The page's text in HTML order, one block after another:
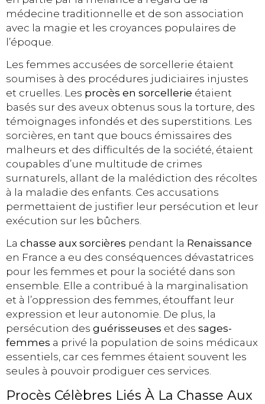
médecine traditionnelle et de son association
avec la magie et les croyances populaires de
l’époque.
Les femmes accusées de sorcellerie étaient
soumises à des procédures judiciaires injustes
et cruelles. Les procès en sorcellerie étaient
basés sur des aveux obtenus sous la torture, des
témoignages infondés et des superstitions. Les
sorcières, en tant que boucs émissaires des
malheurs et des difficultés de la société, étaient
coupables d’une multitude de crimes
surnaturels, allant de la malédiction des récoltes
à la maladie des enfants. Ces accusations
permettaient de justifier leur persécution et leur
exécution sur les bûchers.
La chasse aux sorcières pendant la Renaissance
en France a eu des conséquences dévastatrices
pour les femmes et pour la société dans son
ensemble. Elle a contribué à la marginalisation
et à l’oppression des femmes, étouffant leur
expression et leur autonomie. De plus, la
persécution des guérisseuses et des sages-
femmes a privé la population de soins médicaux
essentiels, car ces femmes étaient souvent les
seules à pouvoir prodiguer ces services.
Procès Célèbres Liés À La Chasse Aux